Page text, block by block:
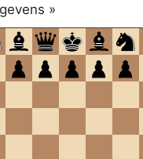
»
om
te
openen.